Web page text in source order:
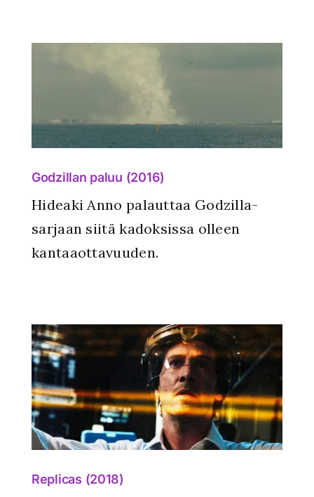
Godzillan paluu (2016)
Hideaki Anno palauttaa Godzilla-
sarjaan siitä kadoksissa olleen
kantaaottavuuden.
Replicas (2018)